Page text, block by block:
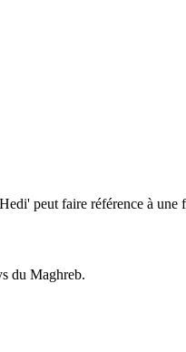
peut faire référence à une
du Maghreb.